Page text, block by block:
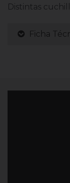
Distintas
Ficha